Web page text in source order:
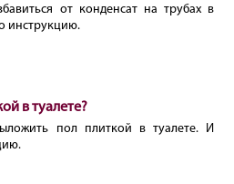
от конденсат на трубах в
инструкцию.
в туалете?
пол плиткой в туалете. И